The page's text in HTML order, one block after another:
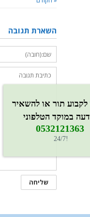
השארת תגובה
לקבוע תור או להשאיר
במוקד הטלפוני
0532121363​
!24/7